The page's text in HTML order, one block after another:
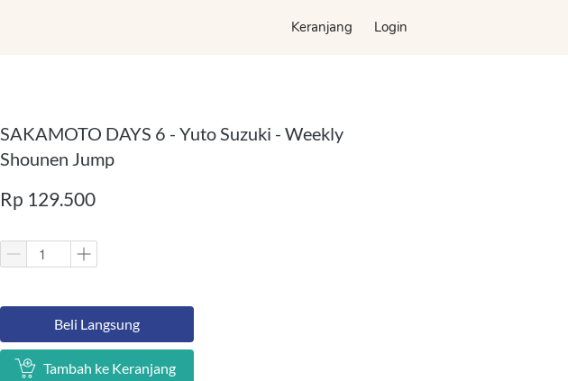
Keranjang Login
Keranjang Login
SAKAMOTO DAYS 6 - Yuto Suzuki - Weekly
Shounen Jump
Rp 129.500
`Beli Langsung
` Tambah ke Keranjang